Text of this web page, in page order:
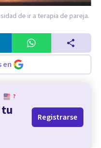
de ir a terapia de pareja.
en
?
Registrarse